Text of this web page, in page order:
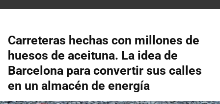
Carreteras hechas con millones de
huesos de aceituna. La idea de
Barcelona para convertir sus calles
en un almacén de energía